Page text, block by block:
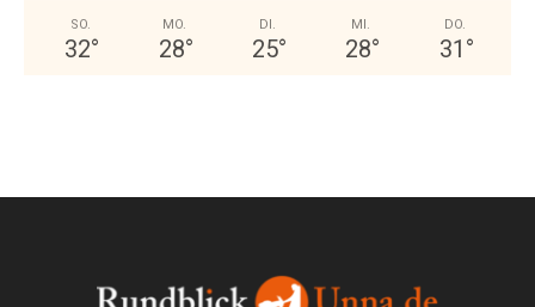
SO.
32°
MO.
28°
DI.
25°
MI.
28°
DO.
31 °